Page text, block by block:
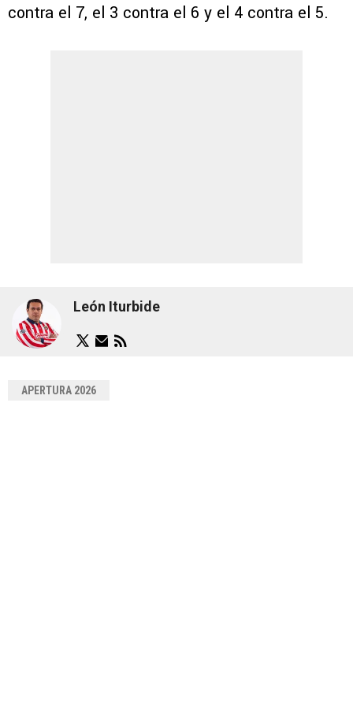
contra el 7, el 3 contra el 6 y el 4 contra el 5.
León Iturbide
APERTURA 2026